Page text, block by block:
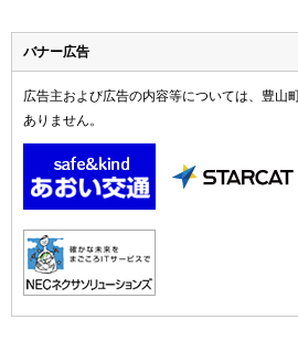
バナー広告
広告主および広告の内容等については、豊山
ありません。